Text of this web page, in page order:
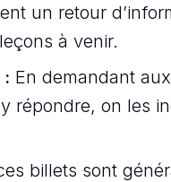
un retour
à venir.
: En demandant
répondre, on les
billets sont